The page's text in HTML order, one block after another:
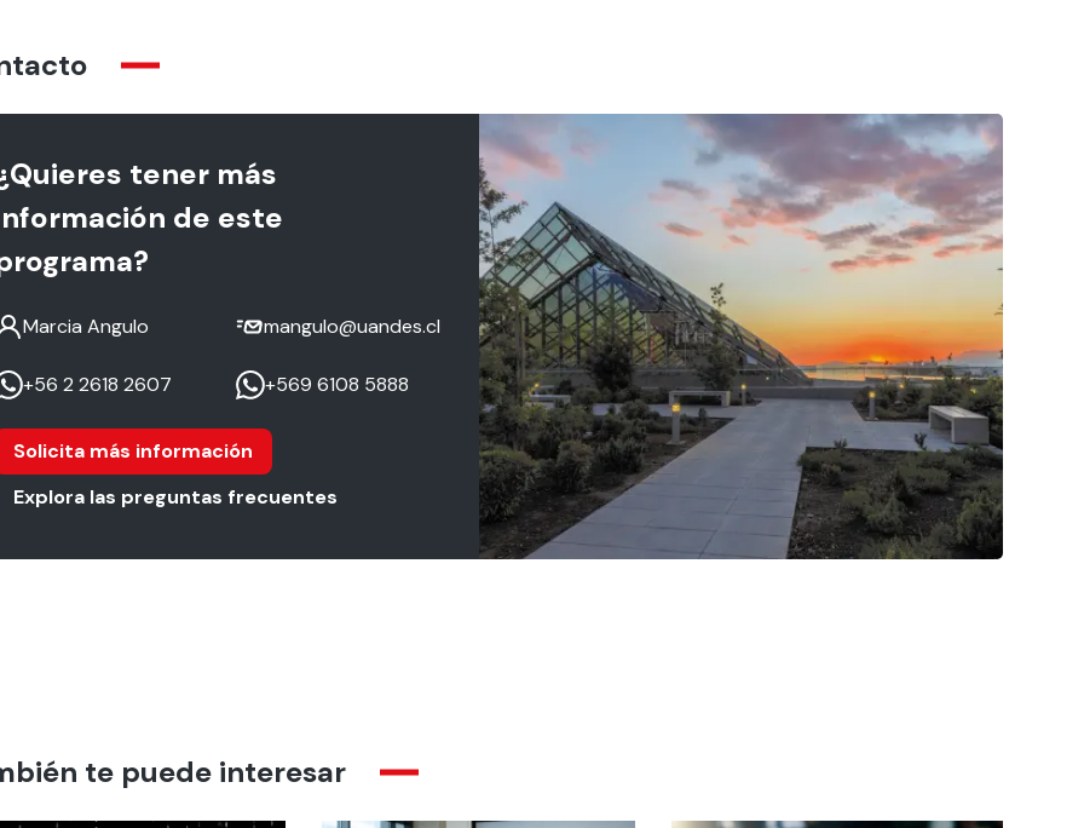
tener más
de este
Marcia Angulo mangulo@uandes.cl
+56 2 2618 2607 +569 6108 5888
Solicita más información
Explora las preguntas frecuentes
te puede interesar